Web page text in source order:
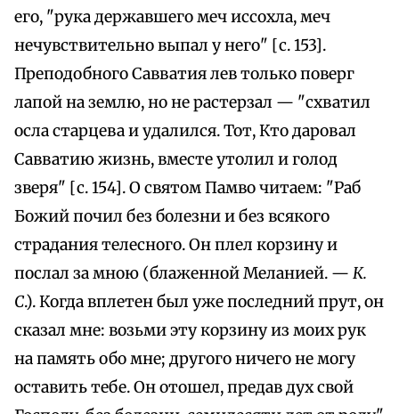
его, "рука державшего меч иссохла, меч
нечувствительно выпал у него" [с. 153].
Преподобного Савватия лев только поверг
лапой на землю, но не растерзал — "схватил
осла старцева и удалился. Тот, Кто даровал
Савватию жизнь, вместе утолил и голод
зверя" [с. 154]. О святом Памво читаем: "Раб
Божий почил без болезни и без всякого
страдания телесного. Он плел корзину и
послал за мною (блаженной Меланией. — К.
С.). Когда вплетен был уже последний прут, он
сказал мне: возьми эту корзину из моих рук
на память обо мне; другого ничего не могу
оставить тебе. Он отошел, предав дух свой